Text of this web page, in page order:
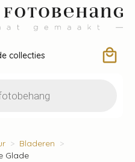
collecties
Bladeren
Glade